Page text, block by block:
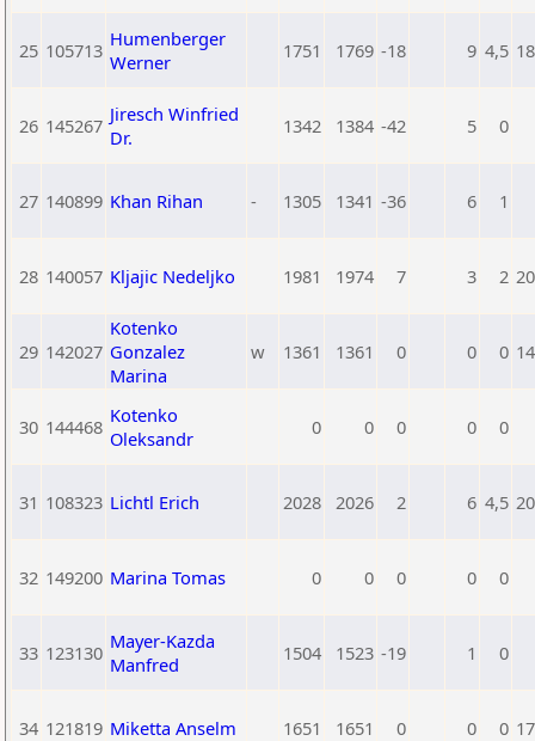
25 105713 Humenberger
Werner
1751 1769 -18 9 4,5
26 145267 Jiresch Winfried
Dr.
1342 1384 -42 5 0
27 140899 Khan Rihan - 1305 1341 -36 6 1
28 140057 Kljajic Nedeljko 1981 1974 7 3 2
29 142027
Kotenko
Gonzalez
Marina
w 1361 1361 0 0 0
30 144468 Kotenko
Oleksandr
0 0 0 0 0
31 108323 Lichtl Erich 2028 2026 2 6 4,5
32 149200 Marina Tomas 0 0 0 0 0
33 123130 Mayer-Kazda
Manfred
1504 1523 -19 1 0
34 121819 Miketta Anselm 1651 1651 0 0 0